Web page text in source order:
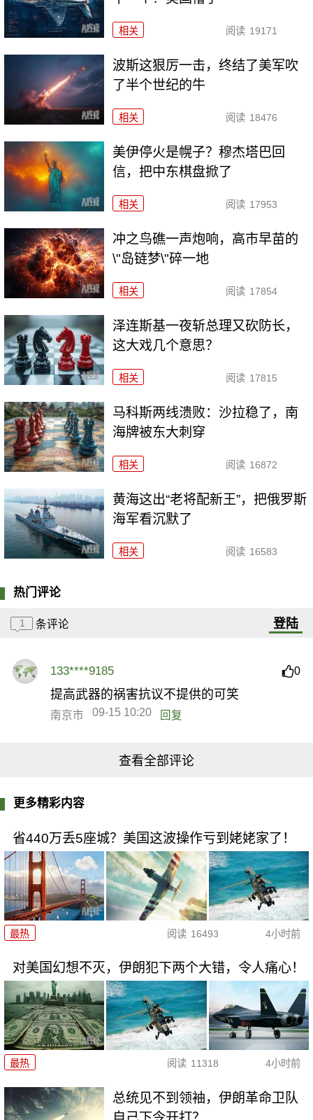
相关 阅读 19171
波斯这狠厉一击，终结了美军吹
了半个世纪的牛
相关 阅读 18476
美伊停火是幌子？穆杰塔巴回
信，把中东棋盘掀了
相关 阅读 17953
冲之鸟礁一声炮响，高市早苗的
\"岛链梦\"碎一地
相关 阅读 17854
泽连斯基一夜斩总理又砍防长，
这大戏几个意思？
相关 阅读 17815
马科斯两线溃败：沙拉稳了，南
海牌被东大刺穿
相关 阅读 16872
黄海这出“老将配新王”，把俄罗斯
海军看沉默了
相关 阅读 16583
热门评论
1 条评论 登陆
133****9185 0
提高武器的祸害抗议不提供的可笑
南京市 09-15 10:20 回复
查看全部评论
更多精彩内容
省440万丢5座城？美国这波操作亏到姥姥家了！
最热 阅读 16493 4小时前
对美国幻想不灭，伊朗犯下两个大错，令人痛心！
最热 阅读 11318 4小时前
总统见不到领袖，伊朗革命卫队